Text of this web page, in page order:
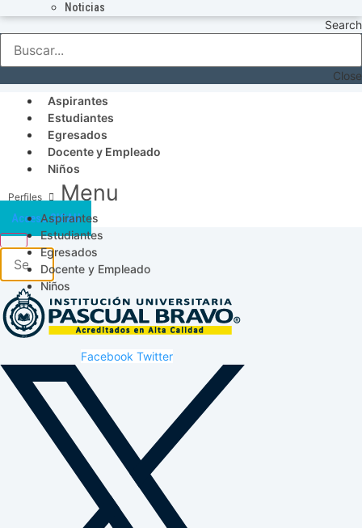
Noticias
Search
Close
Aspirantes
Estudiantes
Egresados
Docente y Empleado
Niños
Menu
Aspirantes
Estudiantes
Egresados
Docente y Empleado
Niños
Acceso SICAU
Facebook Twitter